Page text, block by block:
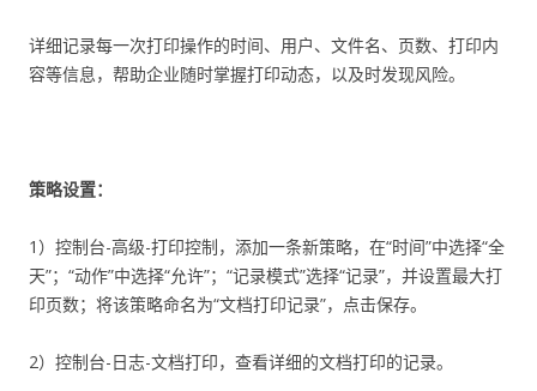
详细记录每一次打印操作的时间、用户、文件名、页数、打印内
容等信息，帮助企业随时掌握打印动态，以及时发现风险。
策略设置：
1）控制台-高级-打印控制，添加一条新策略，在“时间”中选择“全
天”；“动作”中选择“允许”；“记录模式”选择“记录”，并设置最大打
印页数；将该策略命名为“文档打印记录”，点击保存。
2）控制台-日志-文档打印，查看详细的文档打印的记录。